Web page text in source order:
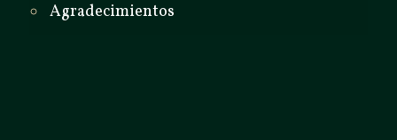
Agradecimientos